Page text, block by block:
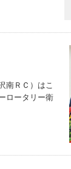
南ＲＣ）はこ
ロータリー衛